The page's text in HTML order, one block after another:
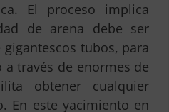
El proceso implica
de arena debe ser
tubos, para
a través de enormes de
obtener cualquier
En este yacimiento en